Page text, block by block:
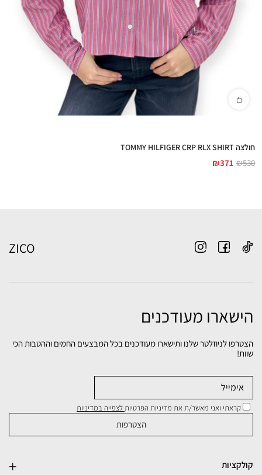
חולצה TOMMY HILFIGER CRP RLX SHIRT
₪530
₪371
ZICO
הישארו מעודכנים
הצטרפו לניוזלטר שלנו ותישארו מעודכנים בכל המבצעים החמים וההטבות הכי
שוות!
קראתי ואני מאשר/ת את מדיניות הפרטיותלצפייה במדיניות
קולקציות